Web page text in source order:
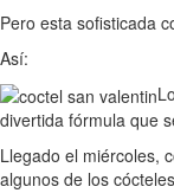
Pero esta sofisticada
Así:
divertida fórmula que
Llegado el miércoles,
algunos de los